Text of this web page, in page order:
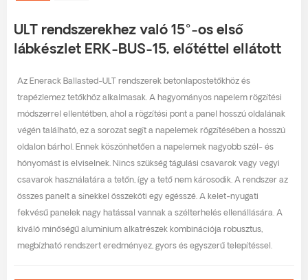
ULT rendszerekhez való 15°-os első
lábkészlet ERK-BUS-15, előtéttel ellátott
Az Enerack Ballasted-ULT rendszerek betonlapostetőkhöz és
trapézlemez tetőkhöz alkalmasak. A hagyományos napelem rögzítési
módszerrel ellentétben, ahol a rögzítési pont a panel hosszú oldalának
végén található, ez a sorozat segít a napelemek rögzítésében a hosszú
oldalon bárhol. Ennek köszönhetően a napelemek nagyobb szél- és
hónyomást is elviselnek. Nincs szükség tágulási csavarok vagy vegyi
csavarok használatára a tetőn, így a tető nem károsodik. A rendszer az
összes panelt a sínekkel összeköti egy egésszé. A kelet-nyugati
fekvésű panelek nagy hatással vannak a szélterhelés ellenállására. A
kiváló minőségű alumínium alkatrészek kombinációja robusztus,
megbízható rendszert eredményez, gyors és egyszerű telepítéssel.